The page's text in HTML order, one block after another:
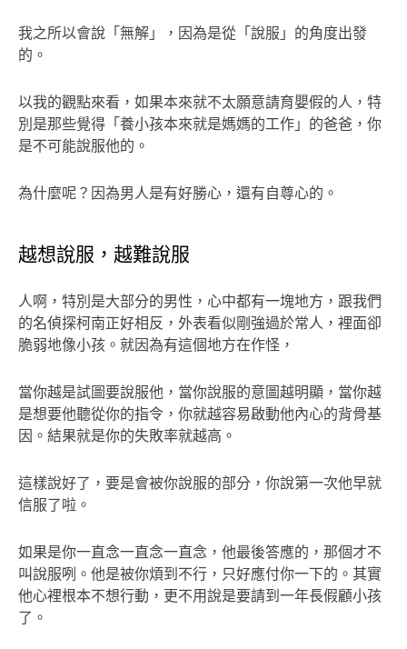
我之所以會說「無解」，因為是從「說服」的角度出發
的。
以我的觀點來看，如果本來就不太願意請育嬰假的人，特
別是那些覺得「養小孩本來就是媽媽的工作」的爸爸，你
是不可能說服他的。
為什麼呢？因為男人是有好勝心，還有自尊心的。
越想說服，越難說服
人啊，特別是大部分的男性，心中都有一塊地方，跟我們
的名偵探柯南正好相反，外表看似剛強過於常人，裡面卻
脆弱地像小孩。就因為有這個地方在作怪，
當你越是試圖要說服他，當你說服的意圖越明顯，當你越
是想要他聽從你的指令，你就越容易啟動他內心的背骨基
因。結果就是你的失敗率就越高。
這樣說好了，要是會被你說服的部分，你說第一次他早就
信服了啦。
如果是你一直念一直念一直念，他最後答應的，那個才不
叫說服咧。他是被你煩到不行，只好應付你一下的。其實
他心裡根本不想行動，更不用說是要請到一年長假顧小孩
了。